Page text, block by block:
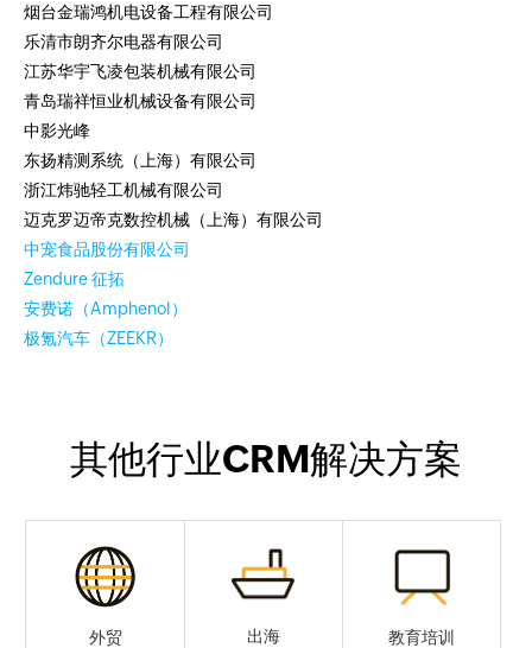
烟台金瑞鸿机电设备工程有限公司
乐清市朗齐尔电器有限公司
江苏华宇飞凌包装机械有限公司
青岛瑞祥恒业机械设备有限公司
中影光峰
东扬精测系统（上海）有限公司
浙江炜驰轻工机械有限公司
迈克罗迈帝克数控机械（上海）有限公司
中宠食品股份有限公司
Zendure 征拓
安费诺（Amphenol）
极氪汽车（ZEEKR）
其他行业CRM解决方案
外贸 出海 教育培训